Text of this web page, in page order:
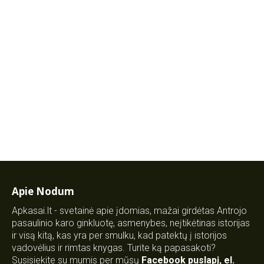
Apie Nodum
Apkasai.lt - svetainė apie įdomias, mažai girdėtas Antrojo
pasaulinio karo ginkluotę, asmenybes, neįtikėtinas istorijas
ir visą kitą, kas yra per smulku, kad patektų į istorijos
vadovėlius ir rimtas knygas. Turite ką papasakoti?
Susisiekite su mumis per mūsų Facebook puslapį, el.